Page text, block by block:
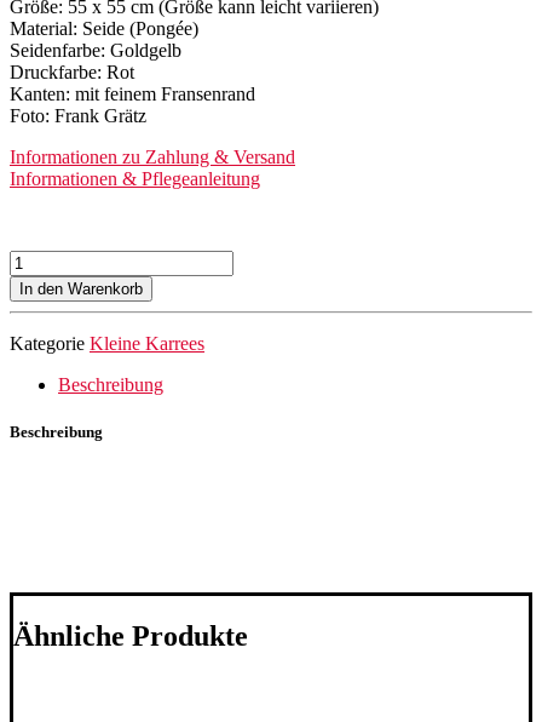
Größe: 55 x 55 cm (Größe kann leicht variieren)
Material: Seide (Pongée)
Seidenfarbe: Goldgelb
Druckfarbe: Rot
Kanten: mit feinem Fransenrand
Foto: Frank Grätz
Informationen zu Zahlung & Versand
Informationen & Pflegeanleitung
Seidentuch
Curled
Wild
Menge
In den Warenkorb
Kategorie Kleine Karrees
Beschreibung
Beschreibung
Ähnliche Produkte